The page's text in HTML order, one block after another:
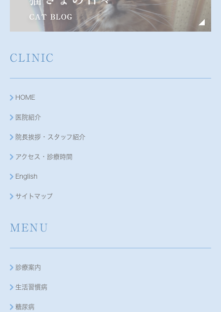
CLINIC
HOME
医院紹介
院長挨拶・スタッフ紹介
アクセス・診療時間
English
サイトマップ
MENU
診療案内
生活習慣病
糖尿病